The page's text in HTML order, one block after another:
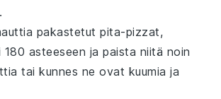
pakastetutpita-pizzat,
180 asteeseen ja paista niitä noin
tai kunnes ne ovat kuumia ja